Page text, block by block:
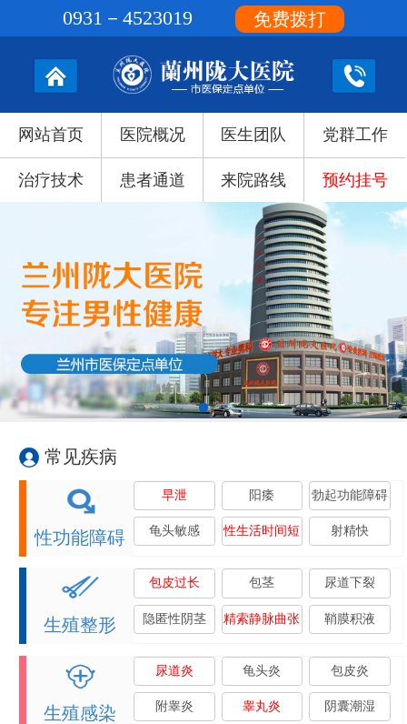
网站首页 医院概况 医生团队 党群工作
治疗技术 患者通道 来院路线 预约挂号
常见疾病
性功能障碍
早泄 阳痿 勃起功能障碍
龟头敏感 性生活时间短 射精快
生殖整形
包皮过长 包茎 尿道下裂
隐匿性阴茎 精索静脉曲张 鞘膜积液
生殖感染
尿道炎 龟头炎 包皮炎
附睾炎 睾丸炎 阴囊潮湿
0931－4523019 免费拨打